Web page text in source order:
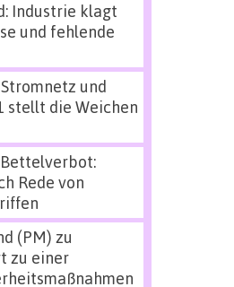
Industrie klagt
und fehlende
und
stellt die Weichen
Rede von
(PM) zu
zu einer